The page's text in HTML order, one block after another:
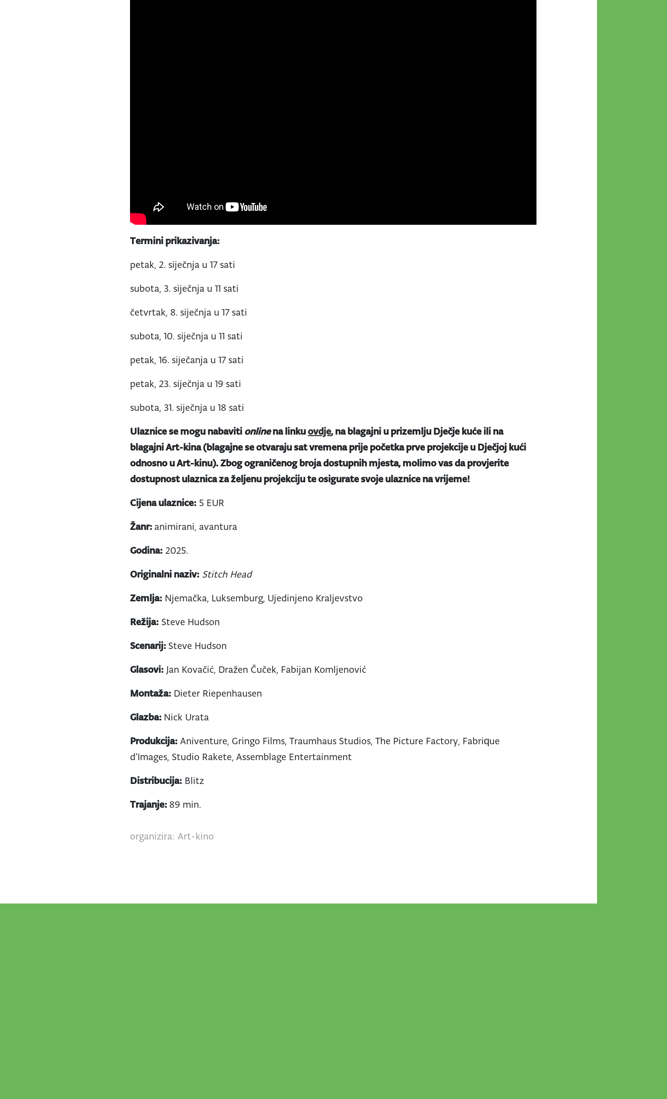
Termini prikazivanja:
petak, 2. siječnja u 17 sati
subota, 3. siječnja u 11 sati
četvrtak, 8. siječnja u 17 sati
subota, 10. siječnja u 11 sati
petak, 16. siječanja u 17 sati
petak, 23. siječnja u 19 sati
subota, 31. siječnja u 18 sati
Ulaznice se mogu nabaviti onlinena linkuovdje, na blagajni u prizemlju Dječje kuće ili na
blagajni Art-kina (blagajne se otvaraju sat vremena prije početka prve projekcije u Dječjoj kući
odnosno u Art-kinu). Zbog ograničenog broja dostupnih mjesta, molimo vas da provjerite
dostupnost ulaznica za željenu projekciju te osigurate svoje ulaznice na vrijeme!
Cijena ulaznice: 5 EUR
Žanr: animirani, avantura
Godina: 2025.
Originalni naziv: Stitch Head
Zemlja: Njemačka, Luksemburg, Ujedinjeno Kraljevstvo
Režija: Steve Hudson
Scenarij: Steve Hudson
Glasovi: Jan Kovačić, Dražen Čuček, Fabijan Komljenović
Montaža: Dieter Riepenhausen
Glazba: Nick Urata
Produkcija: Aniventure, Gringo Films, Traumhaus Studios, The Picture Factory, Fabrique
d’Images, Studio Rakete, Assemblage Entertainment
Distribucija: Blitz
Trajanje: 89 min.
organizira: Art-kino